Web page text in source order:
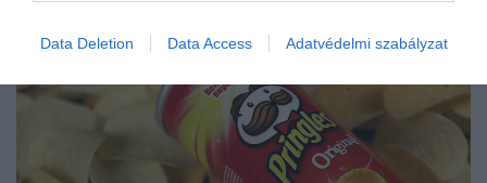
Data Deletion Data Access Adatvédelmi szabályzat